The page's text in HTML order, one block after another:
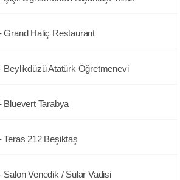
Grand Haliç Restaurant
Beylikdüzü Atatürk Öğretmenevi
Bluevert Tarabya
Teras 212 Beşiktaş
Salon Venedik / Sular Vadisi